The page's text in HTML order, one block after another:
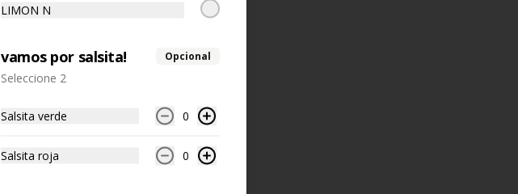
LIMON N
vamos por salsita! Opcional
Seleccione 2
Salsita verde 0
Salsita roja 0